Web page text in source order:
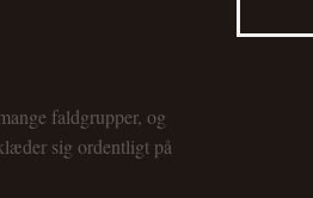
faldgrupper, og
sig ordentligt på